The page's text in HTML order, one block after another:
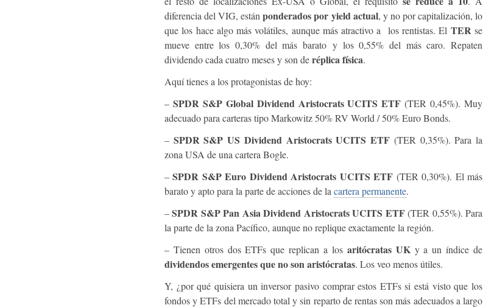
diferencia del VIG, estánponderados por yield actual, y no por capitalización, lo
que los hace algo más volátiles, aunque más atractivo a los rentistas. El TER se
mueve entre los 0,30% del más barato y los 0,55% del más caro. Repaten
dividendo cada cuatro meses y son deréplica física.
Aquí tienes a los protagonistas de hoy:
– SPDR S&P Global Dividend Aristocrats UCITS ETF (TER 0,45%). Muy
adecuado para carteras tipo Markowitz 50% RV World / 50% Euro Bonds.
– SPDR S&P US Dividend Aristocrats UCITS ETF (TER 0,35%). Para la
zona USA de una cartera Bogle.
–SPDR S&P Euro Dividend Aristocrats UCITS ETF (TER 0,30%). El más
barato y apto para la parte de acciones de la cartera permanente.
–SPDR S&P Pan Asia Dividend Aristocrats UCITS ETF(TER 0,55%). Para
la parte de la zona Pacífico, aunque no replique exactamente la región.
– Tienen otros dos ETFs que replican a los aritócratas UKy a un índice de
dividendos emergentes que no son aristócratas. Los veo menos útiles.
Y, ¿por qué quisiera un inversor pasivo comprar estos ETFs si está visto que los
fondos y ETFs del mercado total y sin reparto de rentas son más adecuados a largo